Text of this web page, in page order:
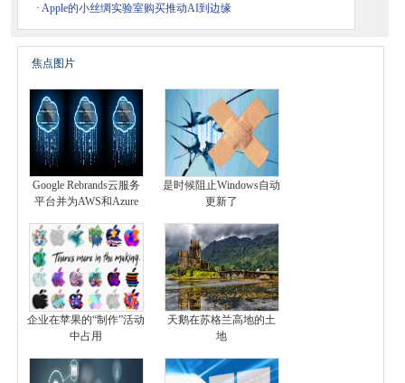
· Apple的小丝绸实验室购买推动AI到边缘
焦点图片
Google Rebrands云服务
平台并为AWS和Azure
是时候阻止Windows自动
更新了
企业在苹果的“制作”活动
中占用
天鹅在苏格兰高地的土
地